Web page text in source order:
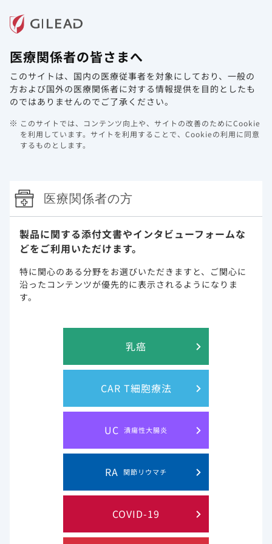
ホーム 製品情報
HIV/AIDS領域のweb講演会アーカイ
ブ動画を更新しました。
2021年11月17日 その他
このウェブサイト上に含まれる情報は、医師または薬剤師による指導に
Gilead and the Gilead logo are trademarks of Gilead Sciences, Inc.
プライバシー・ステイトメン
ご利用規約
© 2019 Gilead. All rights reserved.
医療関係者の皆さまへ
このサイトは、国内の医療従事者を対象にしており、 一般の
方および国外の医療関係者に対する情報提供を目的としたも
のではありませんのでご了承ください。
このサイトでは、コンテンツ向上や、サイトの改善のためにCookie
を利用しています。 サイトを利用することで、Cookieの利用に同意
するものとします。
医療関係者の方
製品に関する添付文書やインタビューフォームな
どをご利用いただけます。
特に関心のある分野をお選びいただきますと、 ご関心に
沿ったコンテンツが優先的に表示されるようになりま
す。
乳癌
CAR T細胞療法
UC 潰瘍性大腸炎
RA 関節リウマチ
COVID-19